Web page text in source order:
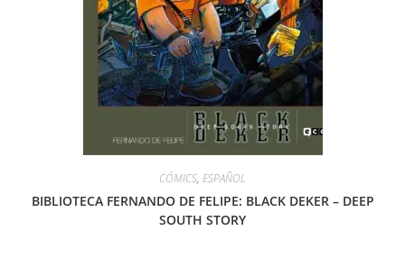
CÓMICS, ESPAÑOL
BIBLIOTECA FERNANDO DE FELIPE: BLACK DEKER – DEEP
SOUTH STORY